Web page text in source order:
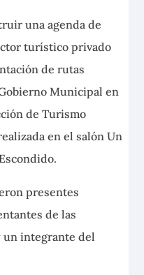
una agenda de
turístico privado
de rutas
Municipal en
de Turismo
en el salón Un
presentes
de las
un integrante del